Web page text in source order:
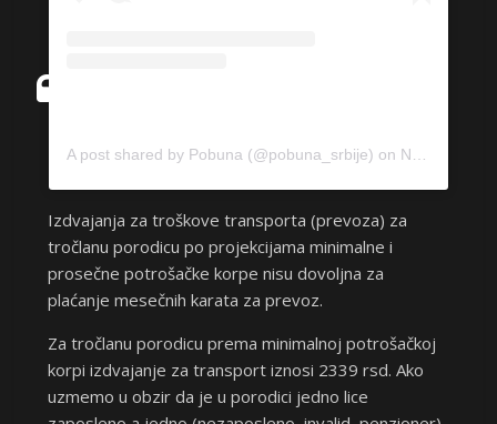
A post shared by Pobuna (@pobuna_srbije) on Nov 26, 2019 at 2:54pm PST
Izdvajanja za troškove transporta (prevoza) za
tročlanu porodicu po projekcijama minimalne i
prosečne potrošačke korpe nisu dovoljna za
plaćanje mesečnih karata za prevoz.
Za tročlanu porodicu prema minimalnoj potrošačkoj
korpi izdvajanje za transport iznosi 2339 rsd. Ako
uzmemo u obzir da je u porodici jedno lice